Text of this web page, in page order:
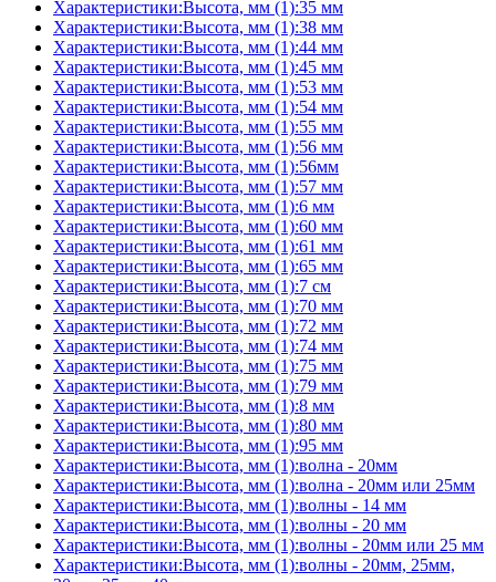
Характеристики:Высота, мм (1):35 мм
Характеристики:Высота, мм (1):38 мм
Характеристики:Высота, мм (1):44 мм
Характеристики:Высота, мм (1):45 мм
Характеристики:Высота, мм (1):53 мм
Характеристики:Высота, мм (1):54 мм
Характеристики:Высота, мм (1):55 мм
Характеристики:Высота, мм (1):56 мм
Характеристики:Высота, мм (1):56мм
Характеристики:Высота, мм (1):57 мм
Характеристики:Высота, мм (1):6 мм
Характеристики:Высота, мм (1):60 мм
Характеристики:Высота, мм (1):61 мм
Характеристики:Высота, мм (1):65 мм
Характеристики:Высота, мм (1):7 см
Характеристики:Высота, мм (1):70 мм
Характеристики:Высота, мм (1):72 мм
Характеристики:Высота, мм (1):74 мм
Характеристики:Высота, мм (1):75 мм
Характеристики:Высота, мм (1):79 мм
Характеристики:Высота, мм (1):8 мм
Характеристики:Высота, мм (1):80 мм
Характеристики:Высота, мм (1):95 мм
Характеристики:Высота, мм (1):волна - 20мм
Характеристики:Высота, мм (1):волна - 20мм или 25мм
Характеристики:Высота, мм (1):волны - 14 мм
Характеристики:Высота, мм (1):волны - 20 мм
Характеристики:Высота, мм (1):волны - 20мм или 25 мм
Характеристики:Высота, мм (1):волны - 20мм, 25мм,